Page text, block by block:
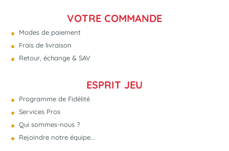
VOTRE COMMANDE
Modes de paiement
Frais de livraison
Retour, échange & SAV
ESPRIT JEU
Programme de Fidélité
Services Pros
Qui sommes-nous ?
Rejoindre notre équipe...